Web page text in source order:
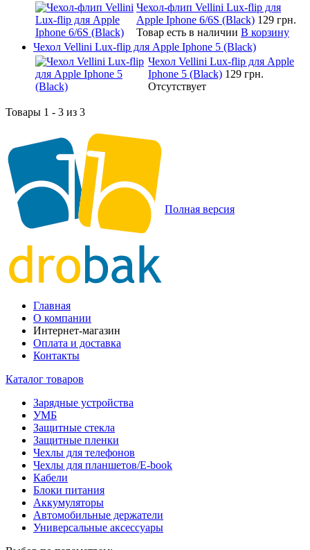
Чехол-флип Vellini Lux-flip для
Apple Iphone 6/6S (Black) 129 грн.
Товар есть в наличии В корзину
Чехол Vellini Lux-flip для Apple Iphone 5 (Black)
Чехол Vellini Lux-flip для Apple
Iphone 5 (Black) 129 грн.
Отсутствует
Товары 1 - 3 из 3
Полная версия
Главная
О компании
Интернет-магазин
Оплата и доставка
Контакты
Каталог товаров
Зарядные устройства
УМБ
Защитные стекла
Защитные пленки
Чехлы для телефонов
Чехлы для планшетов/E-book
Кабели
Блоки питания
Аккумуляторы
Автомобильные держатели
Универсальные аксессуары